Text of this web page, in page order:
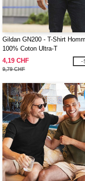
Gildan GN200 - T-Shirt
100% Coton Ultra-T
4,19 CHF
9,79 CHF
-